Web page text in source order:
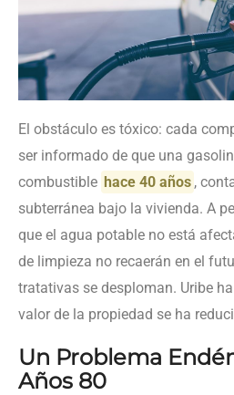
El obstáculo es tóxico: cada
ser informado de que una
combustible hace 40 años ,
subterránea bajo la vivienda. A
que el agua potable no está
de limpieza no recaerán en el
tratativas se desploman. Uribe
valor de la propiedad se ha
Un Problema
Años 80